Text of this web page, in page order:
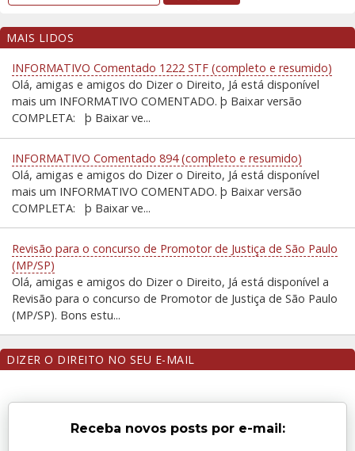
MAIS LIDOS
INFORMATIVO Comentado 1222 STF (completo e resumido)
Olá, amigas e amigos do Dizer o Direito, Já está disponível
mais um INFORMATIVO COMENTADO. þ Baixar versão
COMPLETA: þ Baixar ve...
INFORMATIVO Comentado 894 (completo e resumido)
Olá, amigas e amigos do Dizer o Direito, Já está disponível
mais um INFORMATIVO COMENTADO. þ Baixar versão
COMPLETA: þ Baixar ve...
Revisão para o concurso de Promotor de Justiça de São Paulo
(MP/SP)
Olá, amigas e amigos do Dizer o Direito, Já está disponível a
Revisão para o concurso de Promotor de Justiça de São Paulo
(MP/SP). Bons estu...
DIZER O DIREITO NO SEU E-MAIL
Receba novos posts por e-mail: